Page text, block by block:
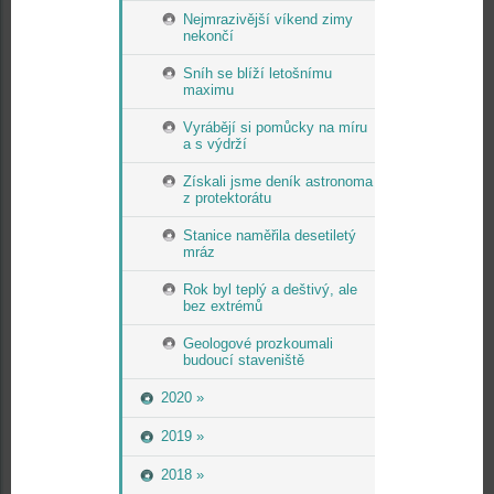
Nejmrazivější víkend zimy
nekončí
Sníh se blíží letošnímu
maximu
Vyrábějí si pomůcky na míru
a s výdrží
Získali jsme deník astronoma
z protektorátu
Stanice naměřila desetiletý
mráz
Rok byl teplý a deštivý, ale
bez extrémů
Geologové prozkoumali
budoucí staveniště
2020 »
2019 »
2018 »